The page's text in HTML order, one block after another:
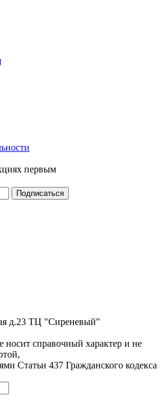
первым
д.23 ТЦ "Сиреневый"
носит справочный характер и не
Статьи 437 Гражданского кодекса